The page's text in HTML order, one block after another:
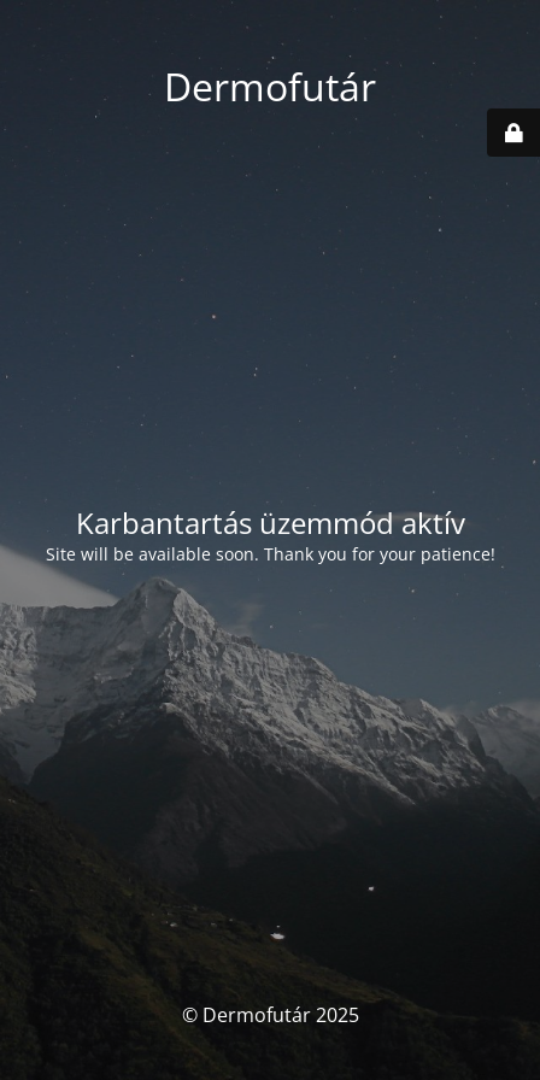
Dermofutár
Karbantartás üzemmód aktív
Site will be available soon. Thank you for your patience!
© Dermofutár 2025